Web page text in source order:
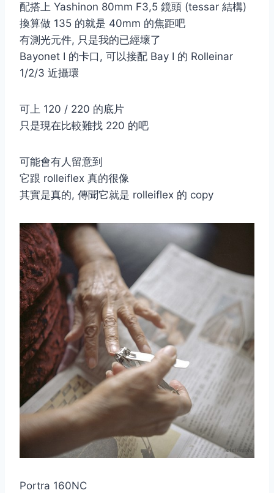
配搭上 Yashinon 80mm F3,5 鏡頭 (tessar 結構)
換算做 135 的就是 40mm 的焦距吧
有測光元件, 只是我的已經壞了
Bayonet I 的卡口, 可以接配 Bay I 的 Rolleinar
1/2/3 近攝環
可上 120 / 220 的底片
只是現在比較難找 220 的吧
可能會有人留意到
它跟 rolleiflex 真的很像
其實是真的, 傳聞它就是 rolleiflex 的 copy
Portra 160NC